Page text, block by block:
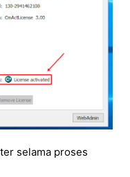
selama proses